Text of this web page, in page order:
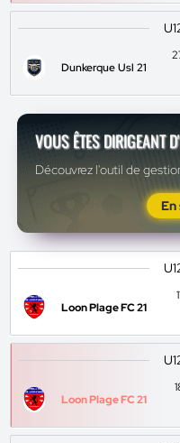
Dunkerque Usl 21
VOUS ÊTES DIRIGEANT
Découvrez l'outil de
En
Loon Plage FC 21
Loon Plage FC 21